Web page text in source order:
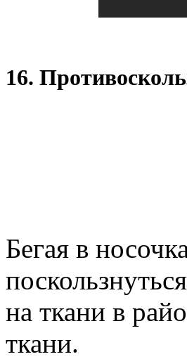
16.
Бегая в
на ткани в
ткани.